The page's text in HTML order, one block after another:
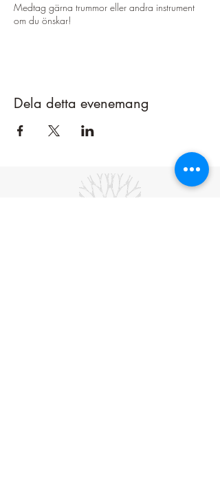
Medtag gärna trummor eller andra instrument
om du önskar!
Pris inkl. övernattning, yoga och frukost 999
kronor/person och utan övernattning 699
Dela detta evenemang